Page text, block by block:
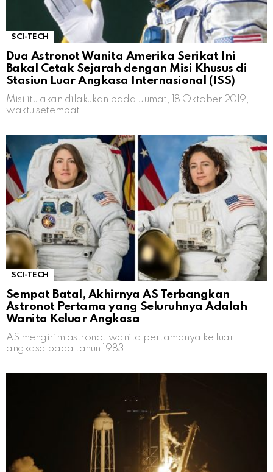
SCI-TECH
Dua Astronot Wanita Amerika Serikat Ini
Bakal Cetak Sejarah dengan Misi Khusus di
Stasiun Luar Angkasa Internasional (ISS)
Misi itu akan dilakukan pada Jumat, 18 Oktober 2019,
waktu setempat.
SCI-TECH
Sempat Batal, Akhirnya AS Terbangkan
Astronot Pertama yang Seluruhnya Adalah
Wanita Keluar Angkasa
AS mengirim astronot wanita pertamanya ke luar
angkasa pada tahun 1983.